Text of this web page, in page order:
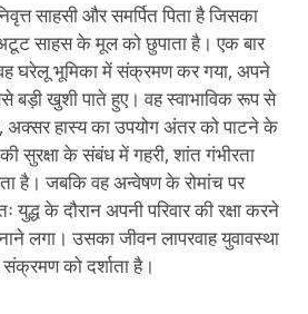
साहसी और समर्पित पिता है जिसका
अटूट साहस के मूल को छुपाता है। एक बार
वह घरेलू भूमिका में संक्रमण कर गया, अपने
बड़ी खुशी पाते हुए। वह स्वाभाविक रूप से
अक्सर हास्य का उपयोग अंतर को पाटने के
सुरक्षा के संबंध में गहरी, शांत गंभीरता
है। जबकि वह अन्वेषण के रोमांच पर
के दौरान अपनी परिवार की रक्षा करने
लगा। उसका जीवन लापरवाह युवावस्था
को दर्शाता है।